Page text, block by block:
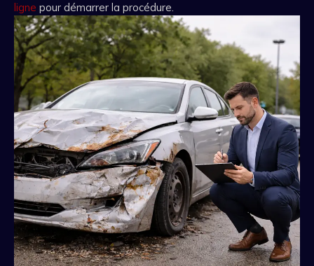
ligne pour démarrer la procédure.